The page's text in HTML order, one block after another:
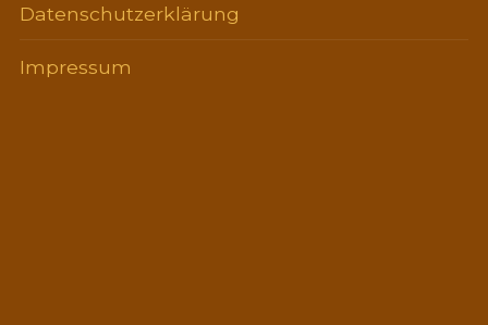
Datenschutzerklärung
Impressum